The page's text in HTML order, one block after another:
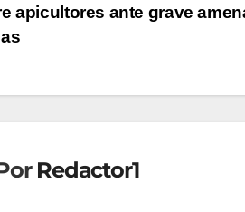
apicultores ante grave
Redactor1